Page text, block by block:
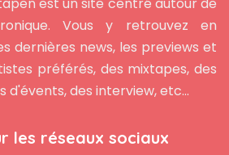
est un site centré autour de
Vous y retrouvez en
dernières news, les previews et
préférés, des mixtapes, des
d'évents, des interview, etc...
les réseaux sociaux